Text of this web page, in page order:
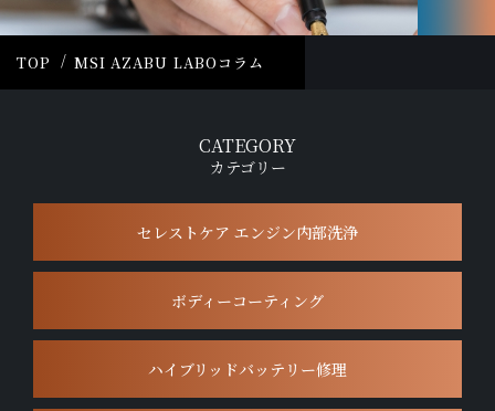
TOP MSI AZABU LABOコラム
CATEGORY
カテゴリー
セレストケア エンジン内部洗浄
ボディーコーティング
ハイブリッドバッテリー修理